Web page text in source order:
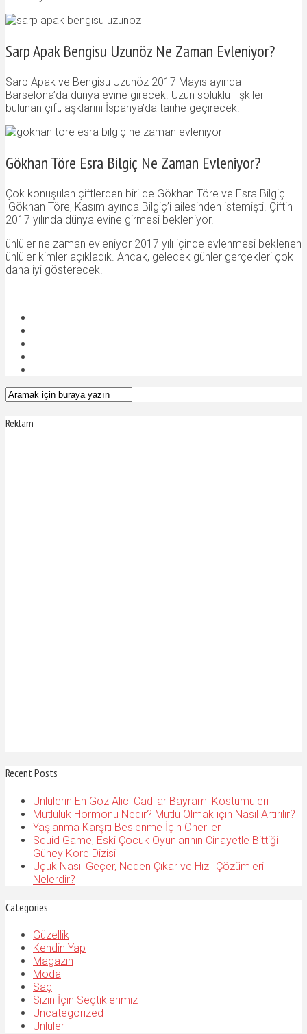
Sarp Apak Bengisu Uzunöz Ne Zaman Evleniyor?
Sarp Apak ve Bengisu Uzunöz 2017 Mayıs ayında
Barselona’da dünya evine girecek. Uzun soluklu ilişkileri
bulunan çift, aşklarını İspanya’da tarihe geçirecek.
Gökhan Töre Esra Bilgiç Ne Zaman Evleniyor?
Çok konuşulan çiftlerden biri de Gökhan Töre ve Esra Bilgiç.
Gökhan Töre, Kasım ayında Bilgiç’i ailesinden istemişti. Çiftin
2017 yılında dünya evine girmesi bekleniyor.
ünlüler ne zaman evleniyor 2017 yılı içinde evlenmesi beklenen
ünlüler kimler açıkladık. Ancak, gelecek günler gerçekleri çok
daha iyi gösterecek.
Reklam
Recent Posts
Ünlülerin En Göz Alıcı Cadılar Bayramı Kostümüleri
Mutluluk Hormonu Nedir? Mutlu Olmak için Nasıl Artırılır?
Yaşlanma Karşıtı Beslenme İçin Öneriler
Squid Game, Eski Çocuk Oyunlarının Cinayetle Bittiği
Güney Kore Dizisi
Uçuk Nasıl Geçer, Neden Çıkar ve Hızlı Çözümleri
Nelerdir?
Categories
Güzellik
Kendin Yap
Magazin
Moda
Saç
Sizin İçin Seçtiklerimiz
Uncategorized
Ünlüler